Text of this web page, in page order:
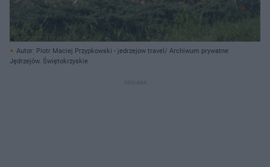
Autor: Piotr Maciej Przypkowski - jedrzejow travel/ Archiwum prywatne
Jędrzejów. Świętokrzyskie